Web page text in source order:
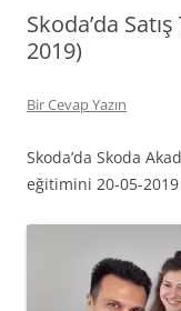
Skoda’da
2019)
Bir Cevap Yazın
Skoda’da Skoda
eğitimini 20-05-